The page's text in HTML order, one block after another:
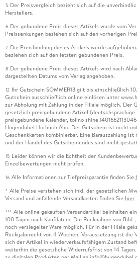
5 Der Preisvergleich bezieht sich auf die
Herstellers.
6 Der gebundene Preis dieses Artikels wurde vom
Preissenkungen beziehen sich auf den vorherigen
7 Die Preisbindung dieses Artikels wurde
beziehen sich auf den letzten gebundenen Preis.
8 Der gebundene Preis dieses Artikels wird nach
dargestellten Datums vom Verlag angehoben.
12 Ihr Gutschein SOMMER13 gilt bis einschließlich
Gutschein ausschließlich online einlösen unter
zur Abholung mit Zahlung in der Filiale möglich. Der
gesetzlich preisgebundene Artikel
preisgebundene Kalender, tolino shine
Hugendubel Hörbuch Abo. Der Gutschein ist nicht
Geschenkkarten kombinierbar. Eine Barauszahlung
und der Handel des Gutscheincodes sind nicht
15 Leider können wir die Echtheit der
Einzelbewertungen nicht prüfen.
16 Alle Informationen zur Tiefpreisgarantie finden Sie
* Alle Preise verstehen sich inkl. der gesetzlichen
Versand und anfallende Versandkosten finden Sie hier
*** Alle online gekauften Versandartikel beinhalten
100 Tagen nach Kaufdatum. Die Rücknahme von
noch versiegelter Ware möglich. Für in der Filiale
Rückgaberecht von 4 Wochen. Voraussetzung ist die
sich der Artikel in wiederverkaufsfähigem Zustand
weiterhin die gesetzliche Widerrufsfrist von 14